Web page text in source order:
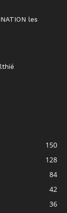
les
150
128
84
42
36